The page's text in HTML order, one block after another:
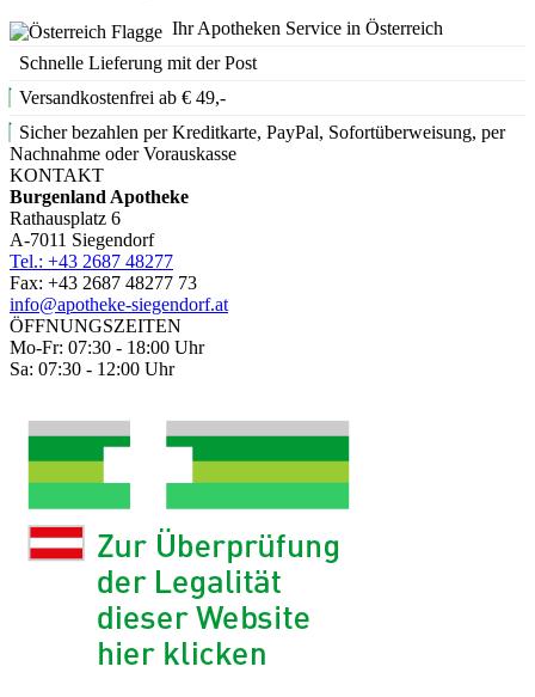
Ihr Apotheken Service in Österreich
Schnelle Lieferung mit der Post
Versandkostenfrei ab € 49,-
Sicher bezahlen per Kreditkarte, PayPal, Sofortüberweisung, per
Nachnahme oder Vorauskasse
KONTAKT
Burgenland Apotheke
Rathausplatz 6
A-7011 Siegendorf
Tel.: +43 2687 48277
Fax: +43 2687 48277 73
info@apotheke-siegendorf.at
ÖFFNUNGSZEITEN
Mo-Fr: 07:30 - 18:00 Uhr
Sa: 07:30 - 12:00 Uhr